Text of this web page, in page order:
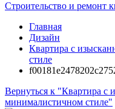
Строительство и ремонт
Главная
Дизайн
Квартира с
стиле
Вернуться к "Квартира с
минималистичном стиле"